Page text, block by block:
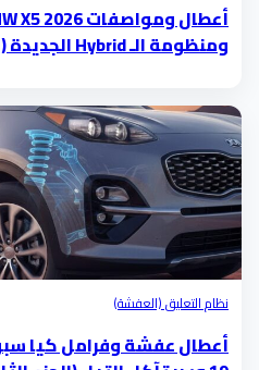
ومنظومة الـ Hybrid الجديدة (الجزء الثاني)
نظام التعليق (العفشة)
أعطال عفشة وفرامل كيا